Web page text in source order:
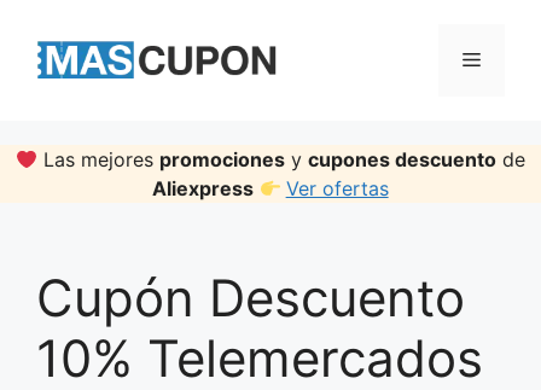
content
Menu
Las mejores promociones ycupones descuento de
Aliexpress
Ver ofertas
Cupón Descuento
10% Telemercados